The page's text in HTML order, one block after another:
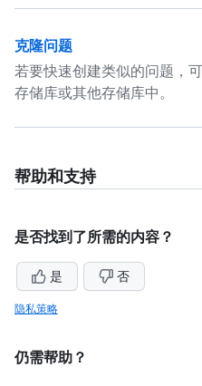
克隆问题
若要快速创建类似的问题，
存储库或其他存储库中。
帮助和支持
是否找到了所需的内容？
是 否
隐私策略
仍需帮助？